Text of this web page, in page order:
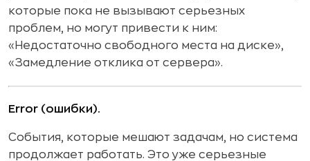
которые пока не вызывают серьезных
проблем, но могут привести к ним:
«Недостаточно свободного места на диске»,
«Замедление отклика от сервера».
Error (ошибки).
События, которые мешают задачам, но система
продолжает работать. Это уже серьезные